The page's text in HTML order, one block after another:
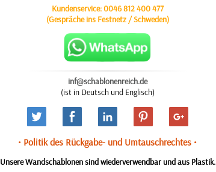
Kundenservice:0046 812 400 477
(Gespräche ins Festnetz / Schweden)
inf@schablonenreich.de
(ist in Deutsch und Englisch)
• Politik des Rückgabe- und Umtauschrechtes •
Unsere Wandschablonen sind wiederverwendbar und aus Plastik.